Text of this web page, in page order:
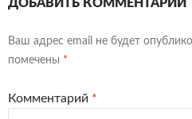
ДОБАВИТЬ КОММЕНТАРИЙ
Ваш адрес email не будет
помечены *
Комментарий *